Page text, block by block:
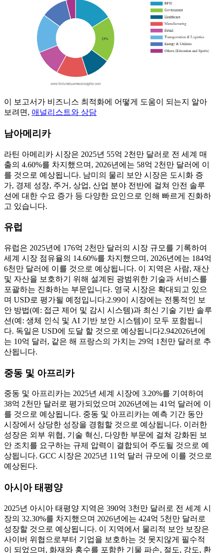
이 보고서가 비즈니스 최적화에 어떻게 도움이 되는지 알아
보려면, 애널리스트와 상담
남아메리카
라틴 아메리카 시장은 2025년 55억 2천만 달러로 전 세계 매
출의 4.60%를 차지했으며, 2026년에는 58억 2천만 달러에 이
를 것으로 예상됩니다. 남미의 물리 보안 시장은 도시화 증
가, 경제 성장, 주거, ​​상업, 산업 분야 전반에 걸쳐 안전 솔루
션에 대한 수요 증가 등 다양한 요인으로 인해 빠르게 진화하
고 있습니다.
유럽
유럽은 2025년에 176억 2천만 달러의 시장 규모를 기록하여
세계 시장 점유율의 14.60%를 차지했으며, 2026년에는 184억
6천만 달러에 이를 것으로 예상됩니다. 이 지역은 사람, 재산
및 자산을 보호하기 위해 설계된 광범위한 기술과 서비스를
포괄하는 진화하는 부문입니다. 영국 시장은 확대되고 있으
며 USD로 평가될 예정입니다.2.99이 시장에는 전통적인 보
안 방법(예: 접근 제어 및 감시 시스템)과 최신 기술 기반 솔루
션(예: 생체 인식 및 AI 기반 보안 시스템)이 모두 포함됩니
다. 독일은 USD에 도달 할 것으로 예상됩니다2.942026년에
는 10억 달러, 같은 해 프랑스의 가치는 29억 1천만 달러로 추
산됩니다.
중동 및 아프리카
중동 및 아프리카는 2025년 세계 시장에 3.20%를 기여하여
38억 2천만 달러로 평가되었으며 2026년에는 41억 달러에 이
를 것으로 예상됩니다. 중동 및 아프리카는 예측 기간 동안
시장에서 상당한 성장을 경험할 것으로 예상됩니다. 이러한
성장은 외부 위협, 기술 혁신, 다양한 부문에 걸쳐 강화된 보
안 조치를 요구하는 규제 압력이 결합되어 주도될 것으로 예
상됩니다. GCC 시장은 2025년 11억 달러 규모에 이를 것으로
예상된다.
아시아 태평양
2025년 아시아 태평양 지역은 390억 3천만 달러로 전 세계 시
장의 32.30%를 차지했으며 2026년에는 424억 5천만 달러로
성장할 것으로 예상됩니다. 이 지역에서 물리적 보안 보장은
사이버 위협으로부터 기업을 보호하는 것 못지않게 필수적
이 되었으며, 화재와 홍수를 포함한 기물 파손, 절도, 강도, 환